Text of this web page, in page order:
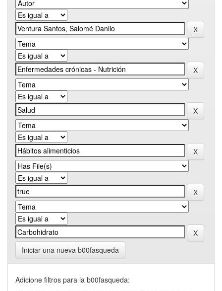
Iniciar una nueva b00fasqueda
Adicione filtros para la b00fasqueda: